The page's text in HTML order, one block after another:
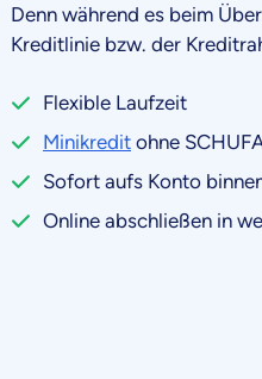
Denn während es beim
Kreditlinie bzw. der
Flexible Laufzeit
Minikredit ohne
Sofort aufs Konto
Online abschließen in